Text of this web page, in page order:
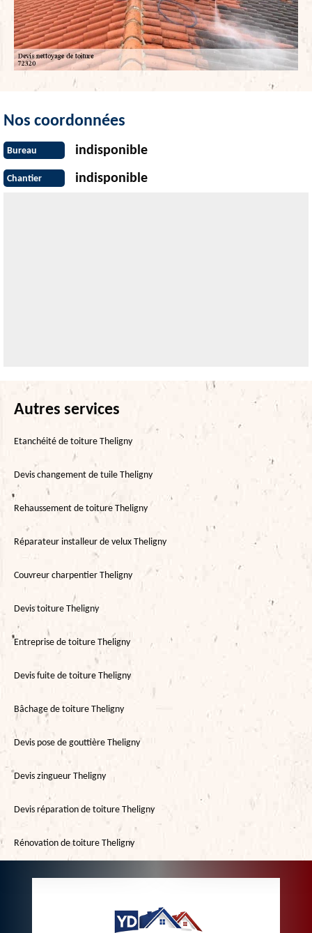
Nos coordonnées
Bureau indisponible
Chantier indisponible
Autres services
Etanchéité de toiture Theligny
Devis changement de tuile Theligny
Rehaussement de toiture Theligny
Réparateur installeur de velux Theligny
Couvreur charpentier Theligny
Devis toiture Theligny
Entreprise de toiture Theligny
Devis fuite de toiture Theligny
Bâchage de toiture Theligny
Devis pose de gouttière Theligny
Devis zingueur Theligny
Devis réparation de toiture Theligny
Rénovation de toiture Theligny